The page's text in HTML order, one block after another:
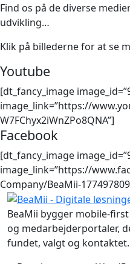
Find os på de diverse
udvikling…
Klik på billederne for at se
Youtube
[dt_fancy_image
image_link=”https://
W7FChyx2iWnZPo8QNA”]
Facebook
[dt_fancy_image
image_link=”https://
Company/BeaMii-
BeaMii bygger mobile-
og medarbejderportaler,
fundet, valgt og kontaktet.